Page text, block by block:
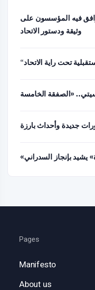
فيه المؤسسون على
وثيقة ودستور الاتحاد
جديدة وأحداث بارزة
يشيد بإنجاز السدراني
Pages
Manifesto
About us